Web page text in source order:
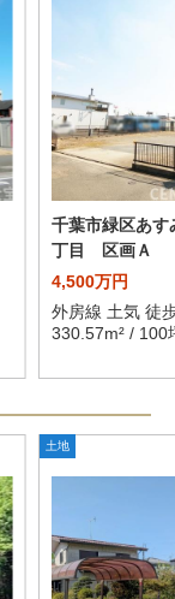
千葉市緑区あす
丁目 区画Ａ
4,500万円
外房線 土気 徒
330.57m² / 100
土地